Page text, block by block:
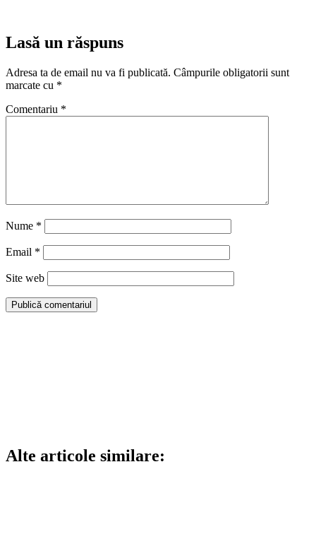
Lasă un răspuns
Adresa ta de email nu va fi publicată. Câmpurile obligatorii sunt
marcate cu *
Comentariu *
Nume *
Email *
Site web
Alte articole similare: